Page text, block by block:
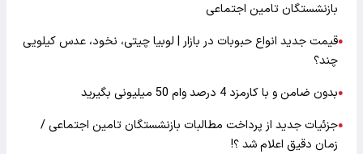
بازنشستگان تامین اجتماعی
●قیمت جدید انواع حبوبات در بازار | لوبیا چیتی، نخود، عدس کیلویی
چند؟
●بدون ضامن و با کارمزد 4 درصد وام 50 میلیونی بگیرید
●جزئیات جدید از پرداخت مطالبات بازنشستگان تامین اجتماعی /
زمان دقیق اعلام شد ؟!